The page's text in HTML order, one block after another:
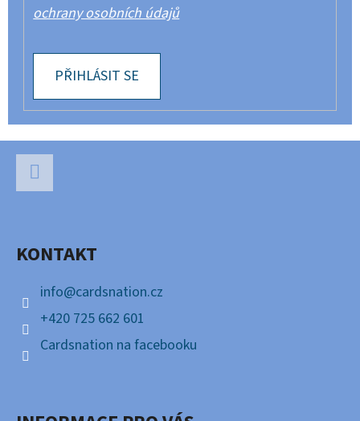
ochrany osobních údajů
PŘIHLÁSIT SE
KONTAKT
info@cardsnation.cz
+420 725 662 601
Cardsnation na facebooku